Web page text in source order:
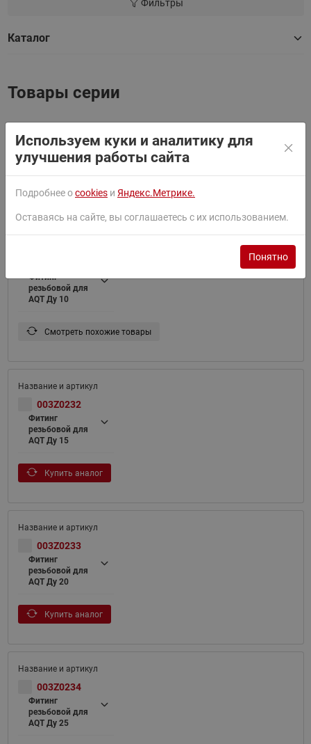
Фильтры
Каталог
Товары серии
Найти
Фитинг
резьбовой для
AQT Ду 10
Смотреть похожие товары
003Z0232
Фитинг
резьбовой для
AQT Ду 15
Купить аналог
003Z0233
Фитинг
резьбовой для
AQT Ду 20
Купить аналог
003Z0234
Фитинг
резьбовой для
AQT Ду 25
Используем куки и аналитику для
улучшения работы сайта
Подробнее оcookies и Яндекс.Метрике.
Оставаясь на сайте, вы соглашаетесь с их использованием.
Понятно